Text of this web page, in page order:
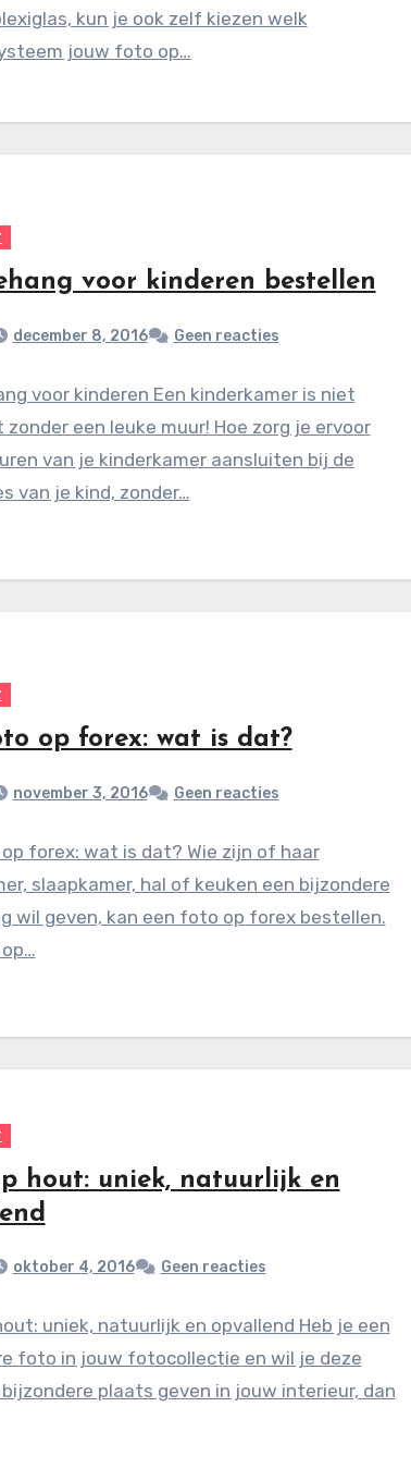
kun je ook zelf kiezen welk
jouw foto op…
voor kinderen bestellen
december 8, 2016 Geen reacties
voor kinderen Een kinderkamer is niet
een leuke muur! Hoe zorg je ervoor
van je kinderkamer aansluiten bij de
van je kind, zonder…
op forex: wat is dat?
november 3, 2016 Geen reacties
forex: wat is dat? Wie zijn of haar
slaapkamer, hal of keuken een bijzondere
wil geven, kan een foto op forex bestellen.
hout: uniek, natuurlijk en
oktober 4, 2016 Geen reacties
uniek, natuurlijk en opvallend Heb je een
foto in jouw fotocollectie en wil je deze
plaats geven in jouw interieur, dan